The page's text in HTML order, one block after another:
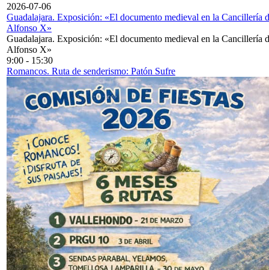
2026-07-06
Guadalajara. Exposición: «El documento medieval en la Cancillería
Alfonso X»
Guadalajara. Exposición: «El documento medieval en la Cancillería
Alfonso X»
9:00 - 15:30
Romancos. Ruta de senderismo: Patón Sufre